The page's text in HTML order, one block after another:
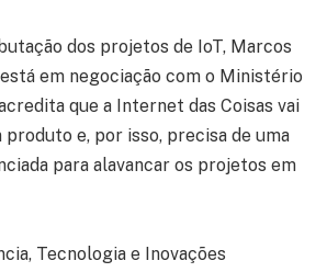
dos projetos de IoT, Marcos
em negociação com o Ministério
que a Internet das Coisas vai
produto e, por isso, precisa de uma
para alavancar os projetos em
Tecnologia e Inovações